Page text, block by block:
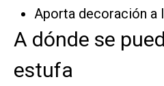
Aporta decoración a
A dónde se
estufa